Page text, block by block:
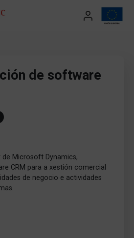
de software
de Microsoft Dynamics,
CRM para a xestión comercial
de negocio e actividades